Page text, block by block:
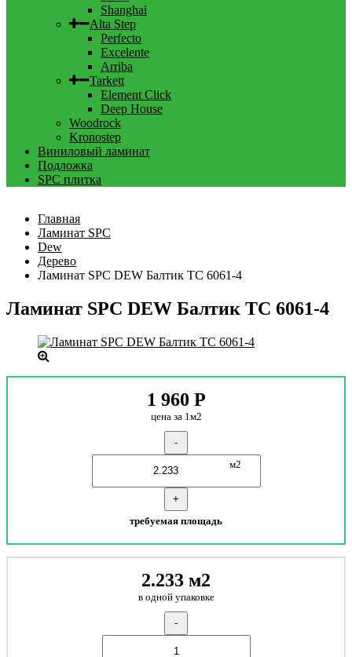
Shanghai
Alta Step
Perfecto
Excelente
Arriba
Tarkett
Element Click
Deep House
Woodrock
Kronostep
Виниловый ламинат
Подложка
SPC плитка
Главная
Ламинат SPC
Dew
Дерево
Ламинат SPC DEW Балтик ТС 6061-4
Ламинат SPC DEW Балтик ТС 6061-4
1 960 Р
цена за 1м2
-
м2
+
требуемая площадь
2.233 м2
в одной упаковке
-